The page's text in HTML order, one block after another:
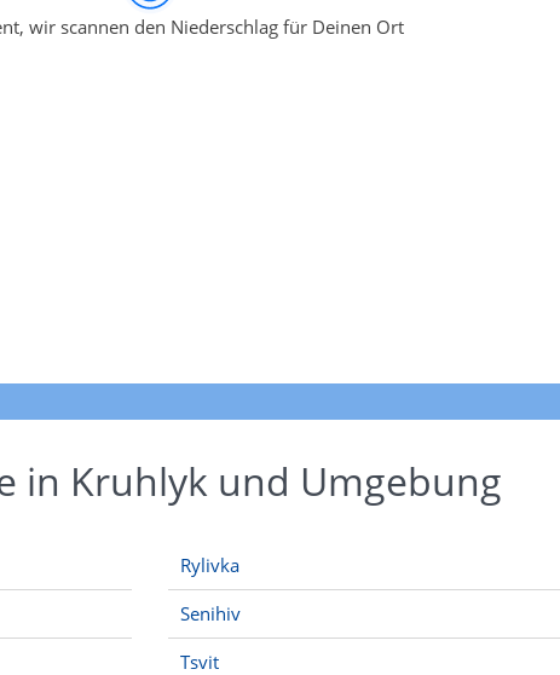
wir scannen den Niederschlag für Deinen Ort
in Kruhlyk und Umgebung
Rylivka
Senihiv
Tsvit